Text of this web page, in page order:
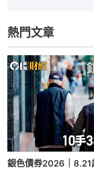
熱門文章
銀色債券2026｜